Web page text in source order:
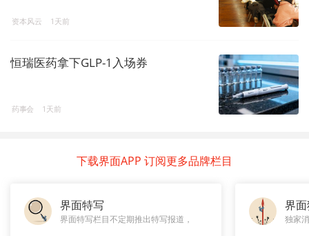
资本风云 1天前
恒瑞医药拿下GLP-1入场券
药事会 1天前
下载界面APP 订阅更多品牌栏目
界面特写
界面特写栏目不定期推出特写报道，
界
独家